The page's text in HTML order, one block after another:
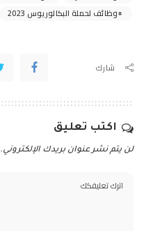
وظائف لحملة البكالوريوس 2023
شارك
اكتب تعليق
لن يتم نشر عنوان بريدك الإلكتروني.